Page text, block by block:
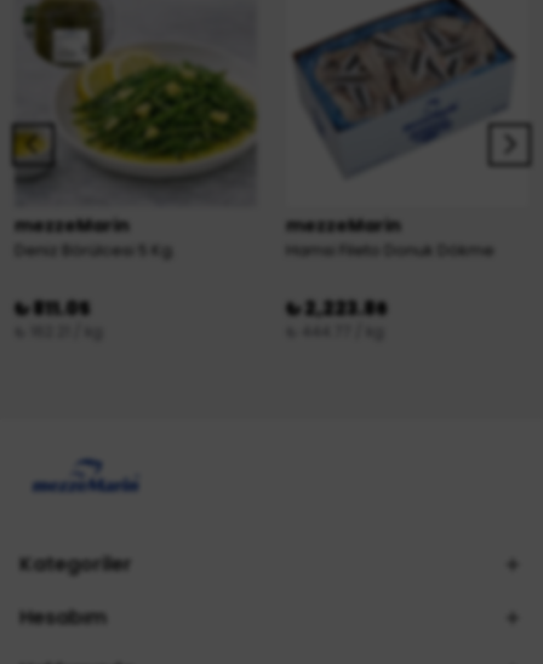
mezzeMarin
Deniz Börülcesi 5 Kg.
₺ 811.05
mezzeMarin
Hamsi Fileto Donuk Dökme
₺ 2,223.86
Kategoriler
Hesabım